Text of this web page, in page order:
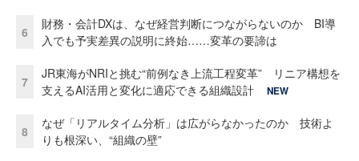
6
財務・会計DXは、なぜ経営判断につながらないのか BI導
入でも予実差異の説明に終始……変革の要諦は
7
JR東海がNRIと挑む“前例なき上流工程変革” リニア構想を
支えるAI活用と変化に適応できる組織設計
NEW
8
なぜ「リアルタイム分析」は広がらなかったのか 技術よ
りも根深い、“組織の壁”